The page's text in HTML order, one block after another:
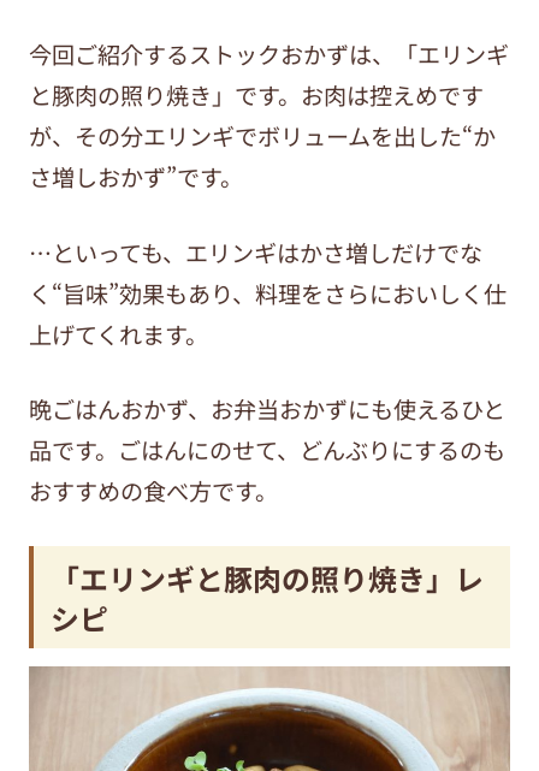
今回ご紹介するストックおかずは、「エリンギ
と豚肉の照り焼き」です。お肉は控えめです
が、その分エリンギでボリュームを出した“か
さ増しおかず”です。
…といっても、エリンギはかさ増しだけでな
く“旨味”効果もあり、料理をさらにおいしく仕
上げてくれます。
晩ごはんおかず、お弁当おかずにも使えるひと
品です。ごはんにのせて、どんぶりにするのも
おすすめの食べ方です。
「エリンギと豚肉の照り焼き」レ
シピ